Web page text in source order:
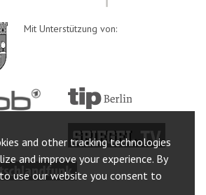
and other tracking technologies
and improve your experience. By
use our website you consent to
ba-
Mit Unterstützung von:
http://www.tip-
berlin.de/
http://www.spiegel.tv/
www.deutschlandfunk.de/